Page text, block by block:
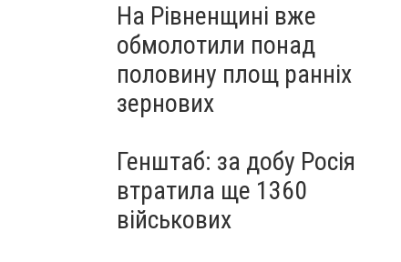
На Рівненщині вже
обмолотили понад
половину площ ранніх
зернових
Генштаб: за добу Росія
втратила ще 1360
військових